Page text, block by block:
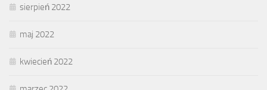
sierpień 2022
maj 2022
kwiecień 2022